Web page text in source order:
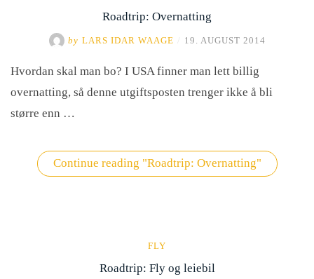
Roadtrip: Overnatting
by LARS IDAR WAAGE 19. AUGUST 2014
Hvordan skal man bo? I USA finner man lett billig
overnatting, så denne utgiftsposten trenger ikke å bli
større enn …
Continue reading "Roadtrip: Overnatting"
FLY
Roadtrip: Fly og leiebil